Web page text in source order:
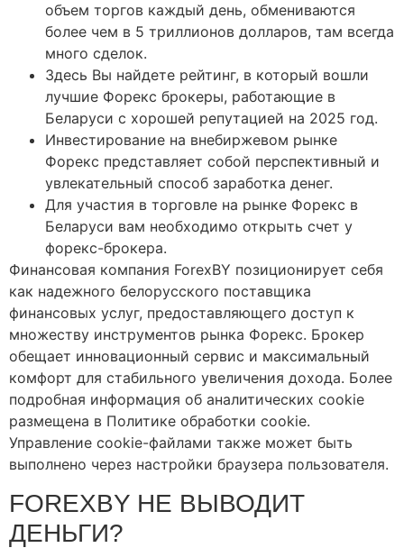
объем торгов каждый день, обмениваются
более чем в 5 триллионов долларов, там всегда
много сделок.
Здесь Вы найдете рейтинг, в который вошли
лучшие Форекс брокеры, работающие в
Беларуси с хорошей репутацией на 2025 год.
Инвестирование на внебиржевом рынке
Форекс представляет собой перспективный и
увлекательный способ заработка денег.
Для участия в торговле на рынке Форекс в
Беларуси вам необходимо открыть счет у
форекс-брокера.
Финансовая компания ForexBY позиционирует себя
как надежного белорусского поставщика
финансовых услуг, предоставляющего доступ к
множеству инструментов рынка Форекс. Брокер
обещает инновационный сервис и максимальный
комфорт для стабильного увеличения дохода. Более
подробная информация об аналитических cookie
размещена в Политике обработки cookie.
Управление cookie-файлами также может быть
выполнено через настройки браузера пользователя.
FOREXBY НЕ ВЫВОДИТ
ДЕНЬГИ?